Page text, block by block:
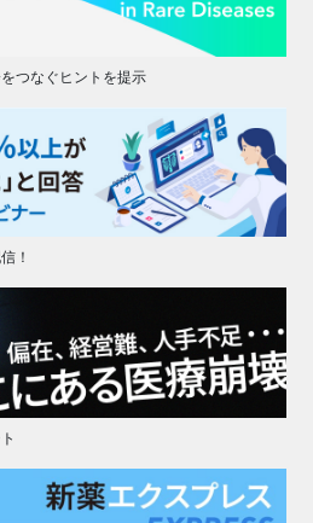
つなぐヒントを提示
！